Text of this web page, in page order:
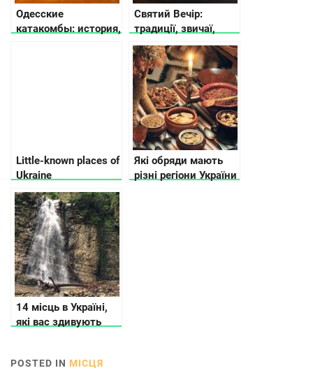
Одесские
катакомбы: история,
Святий Вечір:
традиції, звичаї,
прикмети
Little-known places of
Ukraine
Які обряди мають
різні регіони України
14 місць в Україні,
які вас здивують
POSTED IN МІСЦЯ